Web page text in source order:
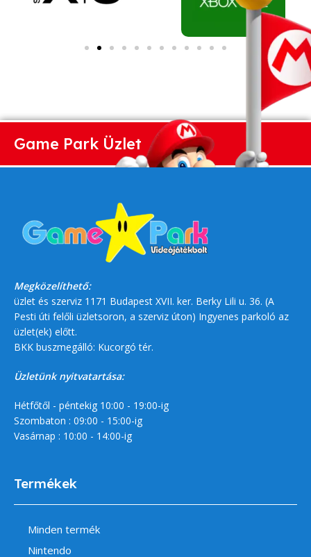
Game Park Üzlet
Megközelíthető:
üzlet és szerviz 1171 Budapest XVII. ker. Berky Lili u. 36. (A
Pesti úti felőli üzletsoron, a szerviz úton) Ingyenes parkoló az
üzlet(ek) előtt.
BKK buszmegálló: Kucorgó tér.
Üzletünk nyitvatartása:
Hétfőtől - péntekig 10:00 - 19:00-ig
Szombaton : 09:00 - 15:00-ig
Vasárnap : 10:00 - 14:00-ig
Termékek
Minden termék
Nintendo